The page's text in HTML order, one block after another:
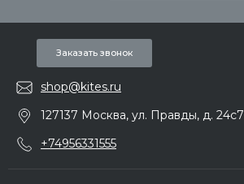
Заказать звонок
shop@kites.ru
127137 Москва, ул. Правды, д. 24с7
+74956331555